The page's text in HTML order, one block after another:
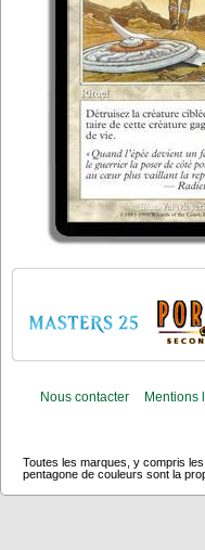
Nous contacter Mentions
Toutes les marques, y compris
pentagone de couleurs sont la